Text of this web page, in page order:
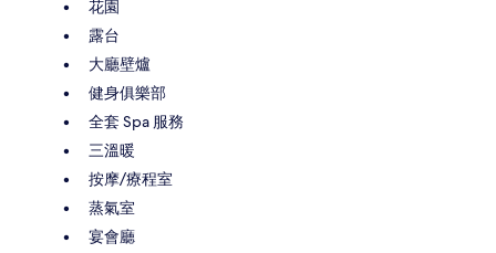
花園
露台
大廳壁爐
健身俱樂部
全套 Spa 服務
三溫暖
按摩/療程室
蒸氣室
宴會廳